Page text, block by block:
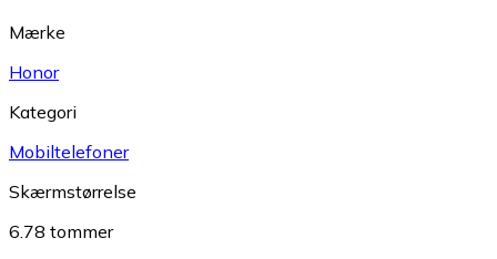
Mærke
Honor
Kategori
Mobiltelefoner
Skærmstørrelse
6.78 tommer